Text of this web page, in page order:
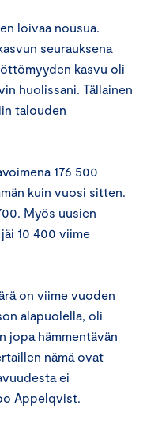
loivaa nousua.
seurauksena
kasvu oli
huolissani. Tällainen
talouden
176 500
kuin vuosi sitten.
Myös uusien
10 400 viime
on viime vuoden
alapuolella, oli
jopa hämmentävän
nämä ovat
ei
Appelqvist.